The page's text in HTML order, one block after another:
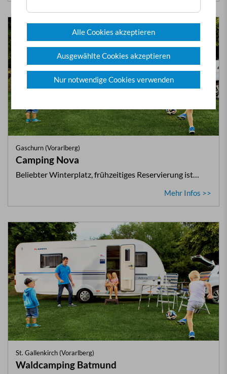
Gaschurn (Vorarlberg)
Camping Nova
Beliebter Winterplatz, frühzeitiges Reservierung ist…
Mehr Infos >>
St. Gallenkirch (Vorarlberg)
Waldcamping Batmund
Alle Cookies akzeptieren
Ausgewählte Cookies akzeptieren
Nur notwendige Cookies verwenden